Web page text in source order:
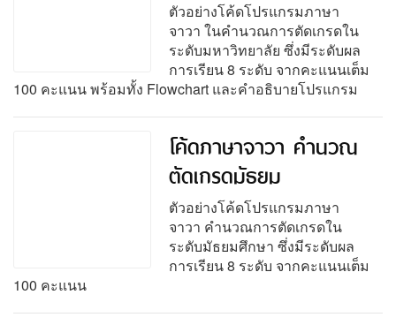
ตัวอย่างโค้ดโปรแกรมภาษา
จาวา ในคำนวณการตัดเกรดใน
ระดับมหาวิทยาลัย ซึ่งมีระดับผล
การเรียน 8 ระดับ จากคะแนนเต็ม
100 คะแนน พร้อมทั้ง Flowchart และคำอธิบายโปรแกรม
โค้ดภาษาจาวา คำนวณ
ตัดเกรดมัธยม
ตัวอย่างโค้ดโปรแกรมภาษา
จาวา คำนวณการตัดเกรดใน
ระดับมัธยมศึกษา ซึ่งมีระดับผล
การเรียน 8 ระดับ จากคะแนนเต็ม
100 คะแนน